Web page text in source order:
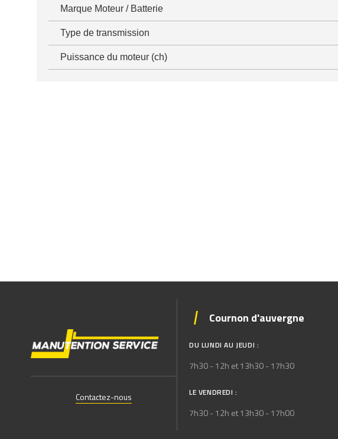
Marque Moteur / Batterie
Type de transmission
Puissance du moteur (ch)
Contactez-nous
Cournon d'auvergne
DU LUNDI AU JEUDI :
7h30 - 12h et 13h30 - 17h30
LE VENDREDI :
7h30 - 12h et 13h30 - 17h00